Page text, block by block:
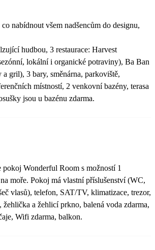
nabídnout všem nadšencům do designu,
hudbou, 3 restaurace: Harvest
lokální i organické potraviny), Ba Ban
a gril), 3 bary, směnárna, parkoviště,
místností, 2 venkovní bazény, terasa
jsou u bazénu zdarma.
Wonderful Room s možností 1
moře. Pokoj má vlastní příslušenství (WC,
vlasů), telefon, SAT/TV, klimatizace, trezor,
a žehlicí prkno, balená voda zdarma,
Wifi zdarma, balkon.